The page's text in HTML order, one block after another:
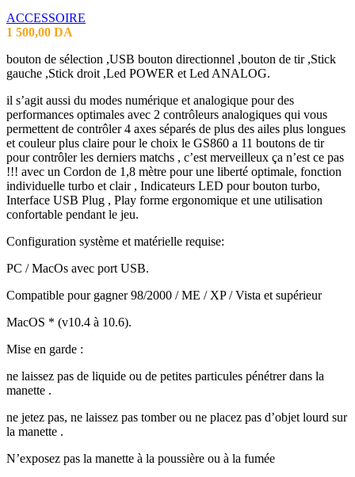
ACCESSOIRE
1 500,00 DA
bouton de sélection ,USB bouton directionnel ,bouton de tir ,Stick
gauche ,Stick droit ,Led POWER et Led ANALOG.
il s’agit aussi du modes numérique et analogique pour des
performances optimales avec 2 contrôleurs analogiques qui vous
permettent de contrôler 4 axes séparés de plus des ailes plus longues
et couleur plus claire pour le choix le GS860 a 11 boutons de tir
pour contrôler les derniers matchs , c’est merveilleux ça n’est ce pas
!!! avec un Cordon de 1,8 mètre pour une liberté optimale, fonction
individuelle turbo et clair , Indicateurs LED pour bouton turbo,
Interface USB Plug , Play forme ergonomique et une utilisation
confortable pendant le jeu.
Configuration système et matérielle requise:
PC / MacOs avec port USB.
Compatible pour gagner 98/2000 / ME / XP / Vista et supérieur
MacOS * (v10.4 à 10.6).
Mise en garde :
ne laissez pas de liquide ou de petites particules pénétrer dans la
manette .
ne jetez pas, ne laissez pas tomber ou ne placez pas d’objet lourd sur
la manette .
N’exposez pas la manette à la poussière ou à la fumée